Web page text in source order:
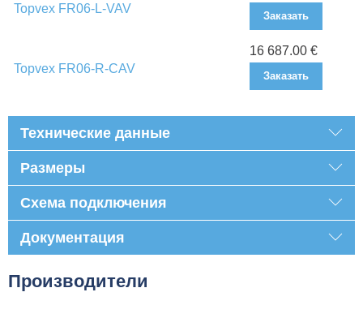
Topvex FR06-L-VAV
Заказать
Topvex FR06-R-CAV
16 687.00 €
Заказать
Технические данные
Размеры
Схема подключения
Документация
Производители